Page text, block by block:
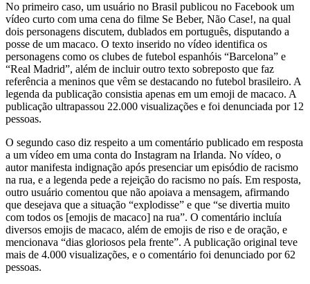
No primeiro caso, um usuário no Brasil publicou no Facebook um
vídeo curto com uma cena do filme Se Beber, Não Case!, na qual
dois personagens discutem, dublados em português, disputando a
posse de um macaco. O texto inserido no vídeo identifica os
personagens como os clubes de futebol espanhóis “Barcelona” e
“Real Madrid”, além de incluir outro texto sobreposto que faz
referência a meninos que vêm se destacando no futebol brasileiro. A
legenda da publicação consistia apenas em um emoji de macaco. A
publicação ultrapassou 22.000 visualizações e foi denunciada por 12
pessoas.
O segundo caso diz respeito a um comentário publicado em resposta
a um vídeo em uma conta do Instagram na Irlanda. No vídeo, o
autor manifesta indignação após presenciar um episódio de racismo
na rua, e a legenda pede a rejeição do racismo no país. Em resposta,
outro usuário comentou que não apoiava a mensagem, afirmando
que desejava que a situação “explodisse” e que “se divertia muito
com todos os [emojis de macaco] na rua”. O comentário incluía
diversos emojis de macaco, além de emojis de riso e de oração, e
mencionava “dias gloriosos pela frente”. A publicação original teve
mais de 4.000 visualizações, e o comentário foi denunciado por 62
pessoas.